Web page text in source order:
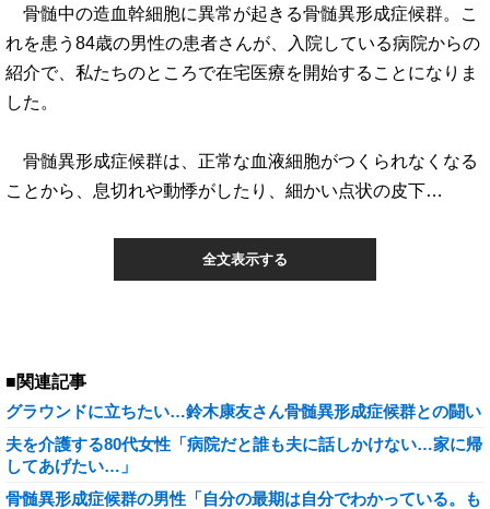
骨髄中の造血幹細胞に異常が起きる骨髄異形成症候群。こ
れを患う84歳の男性の患者さんが、入院している病院からの
紹介で、私たちのところで在宅医療を開始することになりま
した。
骨髄異形成症候群は、正常な血液細胞がつくられなくなる
ことから、息切れや動悸がしたり、細かい点状の皮下…
全文表示する
■関連記事
グラウンドに立ちたい…鈴木康友さん骨髄異形成症候群との闘い
夫を介護する80代女性「病院だと誰も夫に話しかけない…家に帰
してあげたい…」
骨髄異形成症候群の男性「自分の最期は自分でわかっている。も